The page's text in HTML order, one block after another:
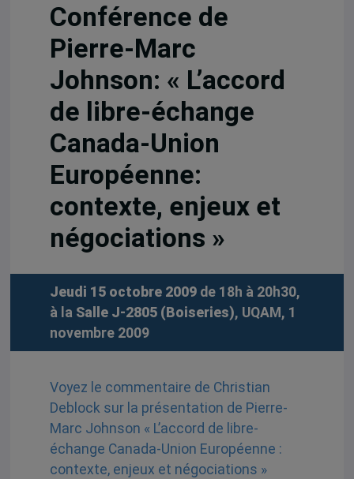
Conférence de
Pierre-Marc
Johnson: « L’accord
de libre-échange
Canada-Union
Européenne:
contexte, enjeux et
négociations »
Jeudi 15 octobre 2009de 18h à 20h30,
à la Salle J-2805 (Boiseries), UQAM, 1
novembre 2009
Voyez le commentaire de Christian
Deblock sur la présentation de Pierre-
Marc Johnson « L’accord de libre-
échange Canada-Union Européenne :
contexte, enjeux et négociations »